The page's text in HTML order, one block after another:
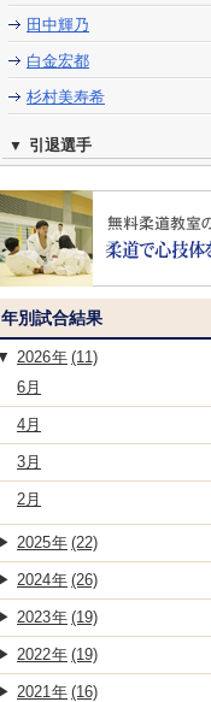
田中輝乃
白金宏都
杉村美寿希
引退選手
年別試合結果
2026
(11)
6月
4月
3月
2月
2025 (22)
2024 (26)
2023 (19)
2022 (19)
2021 (16)